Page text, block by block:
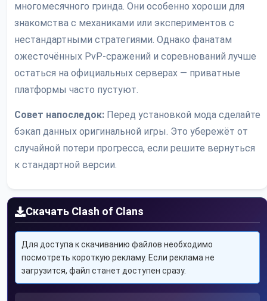
многомесячного гринда. Они особенно хороши для
знакомства с механиками или экспериментов с
нестандартными стратегиями. Однако фанатам
ожесточённых PvP-сражений и соревнований лучше
остаться на официальных серверах — приватные
платформы часто пустуют.
Совет напоследок: Перед установкой мода сделайте
бэкап данных оригинальной игры. Это убережёт от
случайной потери прогресса, если решите вернуться
к стандартной версии.
Скачать Clash of Clans
Для доступа к скачиванию файлов необходимо
посмотреть короткую рекламу. Если реклама не
загрузится, файл станет доступен сразу.